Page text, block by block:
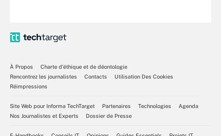
À Propos
Charte d’éthique et de déontologie
Rencontrez les journalistes
Contacts
Utilisation Des Cookies
Réimpressions
Site Web pour Informa TechTarget Partenaires Technologies
Agenda
Nos Journalistes et Experts
Dossier de Presse